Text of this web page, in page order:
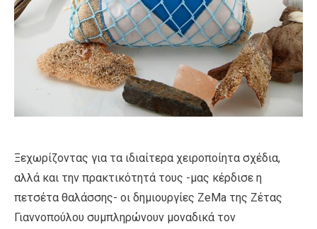
Ξεχωρίζοντας για τα ιδιαίτερα χειροποίητα σχέδια,
αλλά και την πρακτικότητά τους -μας κέρδισε η
πετσέτα θαλάσσης- οι δημιουργίες ZeMa της Ζέτας
Γιαννοπούλου συμπληρώνουν μοναδικά τον